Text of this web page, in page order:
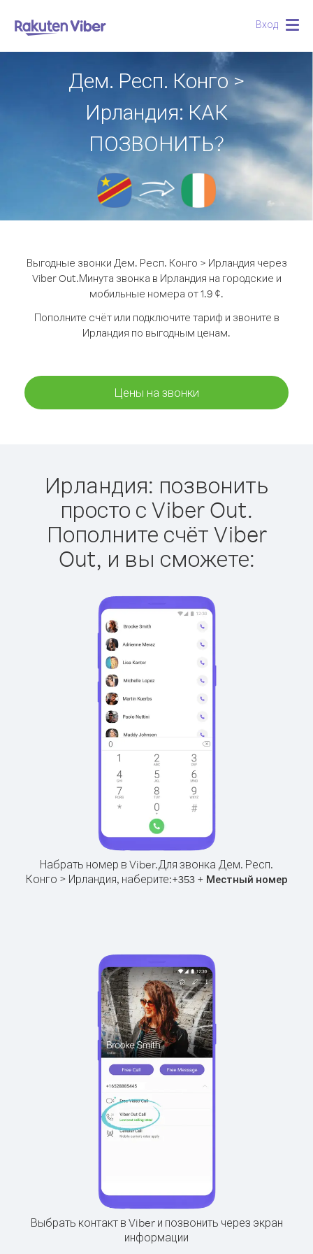
Вход
Дем. Респ. Конго >
Ирландия: КАК
ПОЗВОНИТЬ?
Выгодные звонки Дем. Респ. Конго > Ирландия через
Viber Out.Минута звонка в Ирландия на городские и
мобильные номера от 1.9 ¢.
Пополните счёт или подключите тариф и звоните в
Ирландия по выгодным ценам.
Цены на звонки
Ирландия: позвонить
просто с Viber Out.
Пополните счёт Viber
Out, и вы сможете:
Набрать номер в Viber.Для звонка Дем. Респ.
Конго > Ирландия, наберите:+353+ Местный номер
Выбрать контакт в Viber и позвонить через экран
информации